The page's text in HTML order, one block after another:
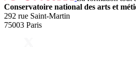
Conservatoire national des arts et
292 rue Saint-Martin
75003 Paris